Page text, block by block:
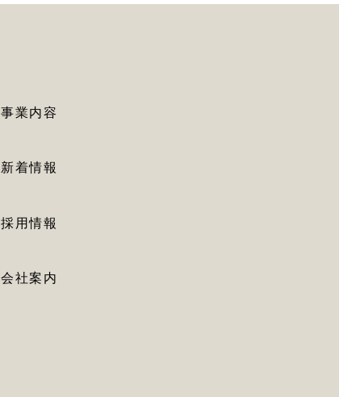
事業内容
新着情報
採用情報
会社案内